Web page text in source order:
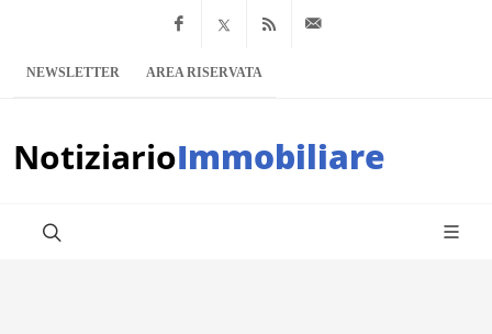
Facebook
x.com Feed RSS
NEWSLETTER AREA RISERVATA
NotiziarioImmobiliare